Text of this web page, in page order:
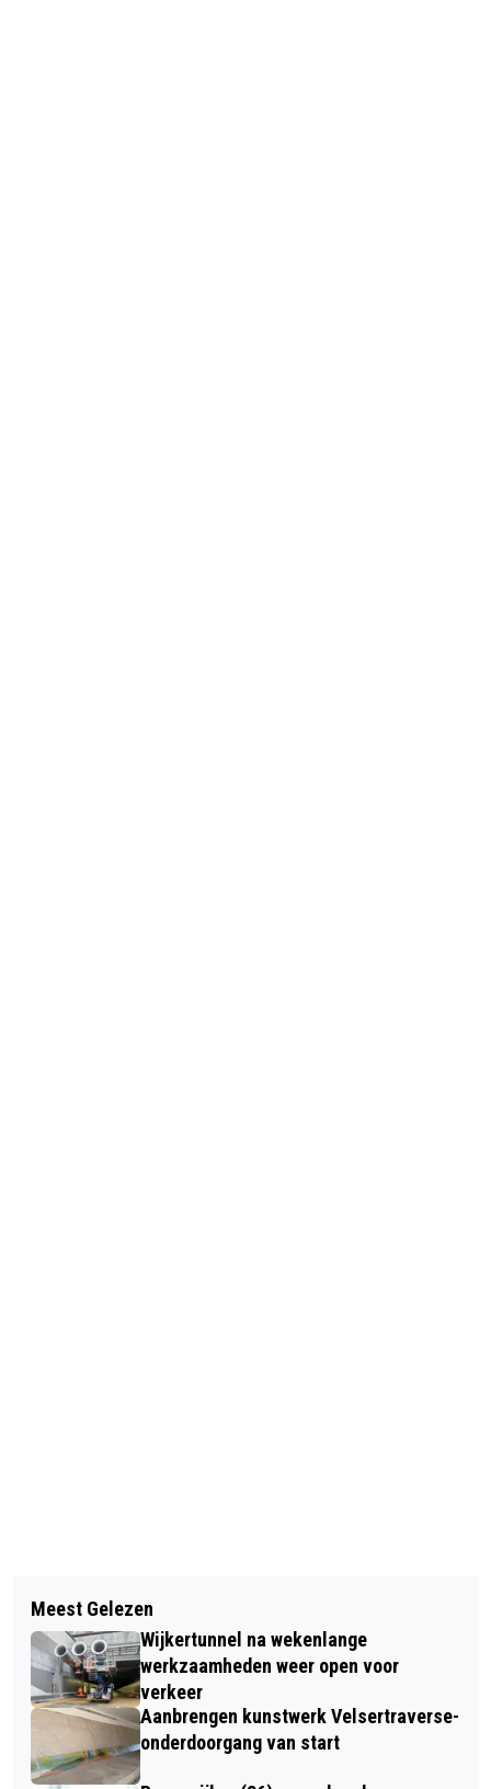
VERHAAL VAN DE DAG: DE VLOEK VAN
DE FARAO
DE MENSEN ACHTER STICHTING
WELZIJN BEVERWIJK (#7)
Meest Gelezen
Wijkertunnel na wekenlange
werkzaamheden weer open voor
verkeer
Aanbrengen kunstwerk Velsertraverse-
onderdoorgang van start